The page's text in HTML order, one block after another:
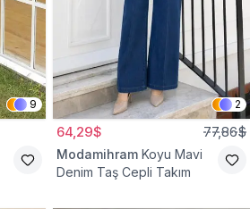
9 2
64,29$ 77,86$
Modamihram Koyu Mavi
Denim Taş Cepli Takım